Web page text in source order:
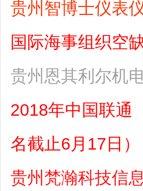
贵州智博士仪表
国际海事组织空
贵州恩其利尔机
2018年中国联通
名截止6月17日）
贵州梵瀚科技信